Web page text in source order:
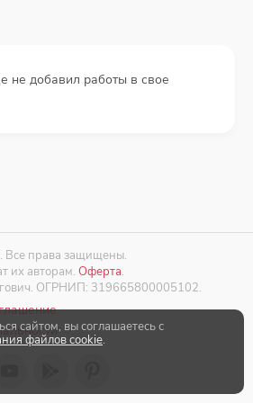
не добавил работы в свое
права защищены.
их авторам. Оферта.
ОГРНИП: 319665800005102.
сайтом, вы соглашаетесь с
файлов cookie.